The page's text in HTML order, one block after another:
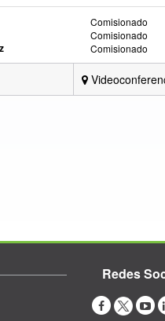
Comisionado
Comisionado
Comisionado
Redes